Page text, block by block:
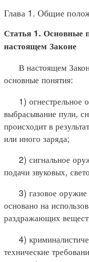
Глава 1. Общие
Статья 1. Основные
настоящем Законе
В настоящем
основные понятия:
1) огнестрельное
выбрасывание пули,
происходит в
или иного заряда;
2) сигнальное
подачи звуковых,
3) газовое оружие
основано на
раздражающих
4)
технические